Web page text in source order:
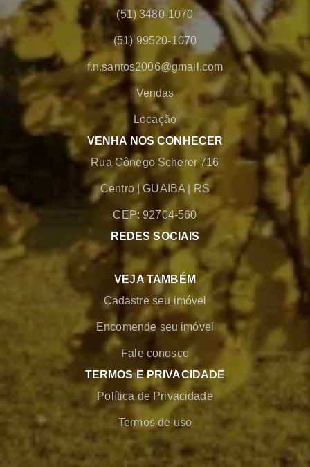
(51) 3480-1070
(51) 99520-1070
f.n.santos2006@gmail.com
Vendas
Locação
VENHA NOS CONHECER
Rua Cônego Scherer 716
Centro |GUAIBA RS
CEP: 92704-560
REDES SOCIAIS
VEJA TAMBÉM
Cadastre seu imóvel
Encomende seu imóvel
Fale conosco
TERMOS E PRIVACIDADE
Política de Privacidade
Termos de uso